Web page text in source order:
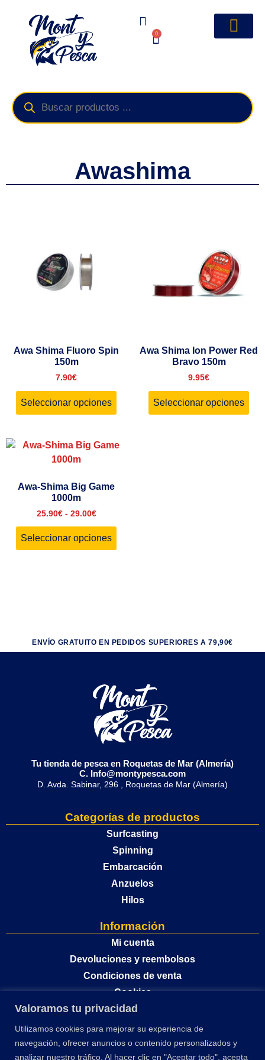
Valoramos tu privacidad
Utilizamos cookies para mejorar su experiencia de
navegación, ofrecer anuncios o contenido personalizados y
analizar nuestro tráfico. Al hacer clic en "Aceptar todo", acepta
0
Awashima
Awa Shima Fluoro Spin
150m
7.90€
Seleccionar opciones
Awa Shima Ion Power Red
Bravo 150m
9.95€
Seleccionar opciones
Awa-Shima Big Game
1000m
25.90€ - 29.00€
Seleccionar opciones
ENVÍO GRATUITO EN PEDIDOS SUPERIORES A 79,90€
Tu tienda de pesca en Roquetas de Mar (Almería)
C. Info@montypesca.com
D. Avda. Sabinar, 296 , Roquetas de Mar (Almería)
Categorías de productos
Surfcasting
Spinning
Embarcación
Anzuelos
Hilos
Información
Mi cuenta
Devoluciones y reembolsos
Condiciones de venta
Cookies
Política de privacidad